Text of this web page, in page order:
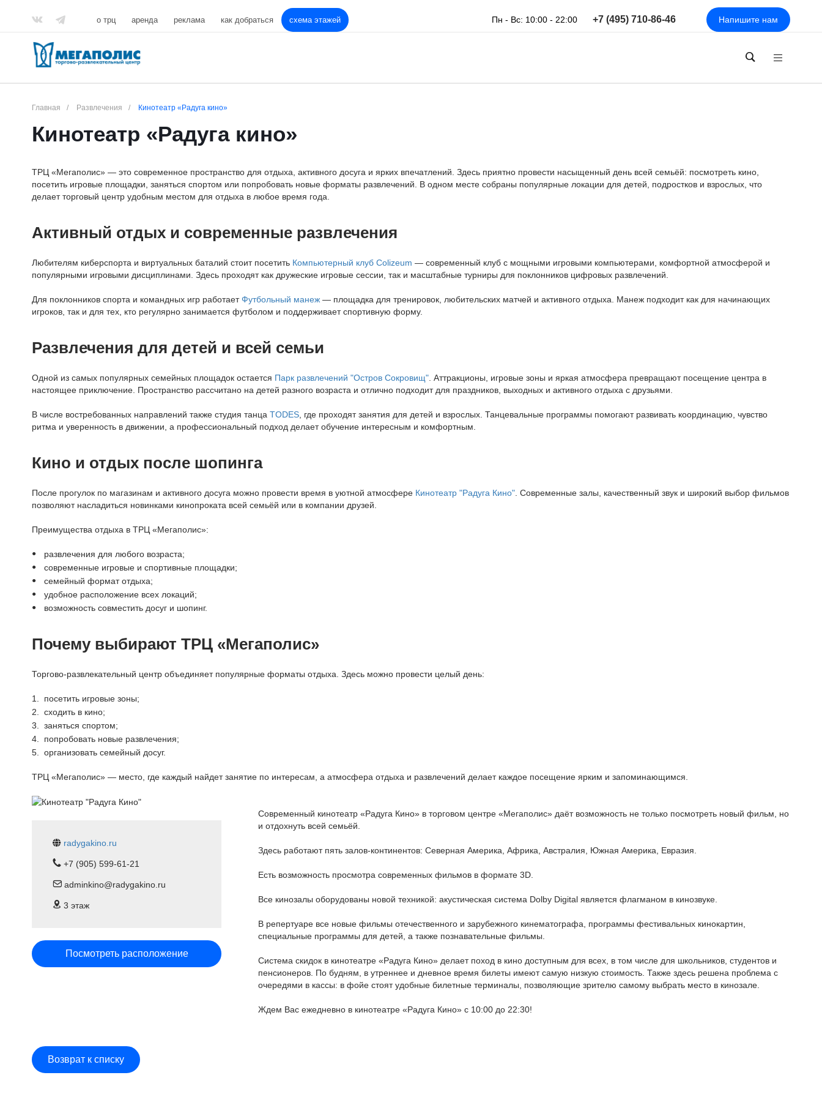
о трц аренда реклама как добраться схема этажей Пн - Вс: 10:00 - 22:00 +7 (495) 710-86-46 Напишите нам
Главная / Развлечения / Кинотеатр «Радуга кино»
Кинотеатр «Радуга кино»
ТРЦ «Мегаполис» — это современное пространство для отдыха, активного досуга и ярких впечатлений. Здесь приятно провести насыщенный день всей семьёй: посмотреть кино,
посетить игровые площадки, заняться спортом или попробовать новые форматы развлечений. В одном месте собраны популярные локации для детей, подростков и взрослых, что
делает торговый центр удобным местом для отдыха в любое время года.
Активный отдых и современные развлечения
Любителям киберспорта и виртуальных баталий стоит посетить Компьютерный клуб Colizeum — современный клуб с мощными игровыми компьютерами, комфортной атмосферой и
популярными игровыми дисциплинами. Здесь проходят как дружеские игровые сессии, так и масштабные турниры для поклонников цифровых развлечений.
Для поклонников спорта и командных игр работаетФутбольный манеж — площадка для тренировок, любительских матчей и активного отдыха. Манеж подходит как для начинающих
игроков, так и для тех, кто регулярно занимается футболом и поддерживает спортивную форму.
Развлечения для детей и всей семьи
Одной из самых популярных семейных площадок остается Парк развлечений "Остров Сокровищ" . Аттракционы, игровые зоны и яркая атмосфера превращают посещение центра в
настоящее приключение. Пространство рассчитано на детей разного возраста и отлично подходит для праздников, выходных и активного отдыха с друзьями.
В числе востребованных направлений также студия танца TODES , где проходят занятия для детей и взрослых. Танцевальные программы помогают развивать координацию, чувство
ритма и уверенность в движении, а профессиональный подход делает обучение интересным и комфортным.
Кино и отдых после шопинга
После прогулок по магазинам и активного досуга можно провести время в уютной атмосфере Кинотеатр "Радуга Кино" . Современные залы, качественный звук и широкий выбор фильмов
позволяют насладиться новинками кинопроката всей семьёй или в компании друзей.
Преимущества отдыха в ТРЦ «Мегаполис»:
развлечения для любого возраста;
современные игровые и спортивные площадки;
семейный формат отдыха;
удобное расположение всех локаций;
возможность совместить досуг и шопинг.
Почему выбирают ТРЦ «Мегаполис»
Торгово-развлекательный центр объединяет популярные форматы отдыха. Здесь можно провести целый день:
посетить игровые зоны;
сходить в кино;
заняться спортом;
попробовать новые развлечения;
организовать семейный досуг.
ТРЦ «Мегаполис» — место, где каждый найдет занятие по интересам, а атмосфера отдыха и развлечений делает каждое посещение ярким и запоминающимся.
radygakino.ru
+7 (905) 599-61-21
adminkino@radygakino.ru
3 этаж
Посмотреть расположение
Современный кинотеатр «Радуга Кино» в торговом центре «Мегаполис» даёт возможность не только посмотреть новый фильм, но
и отдохнуть всей семьёй.
Здесь работают пять залов-континентов: Северная Америка, Африка, Австралия, Южная Америка, Евразия.
Есть возможность просмотра современных фильмов в формате 3D.
Все кинозалы оборудованы новой техникой: акустическая система Dolby Digital является флагманом в кинозвуке.
В репертуаре все новые фильмы отечественного и зарубежного кинематографа, программы фестивальных кинокартин,
специальные программы для детей, а также познавательные фильмы.
Система скидок в кинотеатре «Радуга Кино» делает поход в кино доступным для всех, в том числе для школьников, студентов и
пенсионеров. По будням, в утреннее и дневное время билеты имеют самую низкую стоимость. Также здесь решена проблема с
очередями в кассы: в фойе стоят удобные билетные терминалы, позволяющие зрителю самому выбрать место в кинозале.
Ждем Вас ежедневно в кинотеатре «Радуга Кино» с 10:00 до 22:30!
Возврат к списку